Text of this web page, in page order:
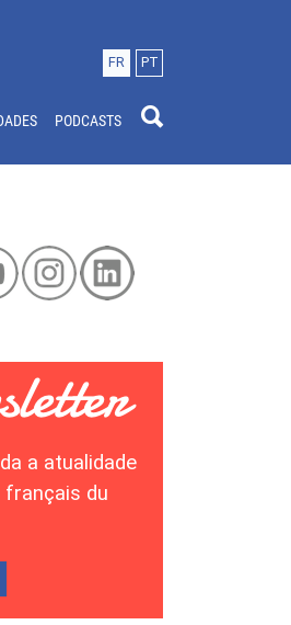
FR PT
PODCASTS
a atualidade
du